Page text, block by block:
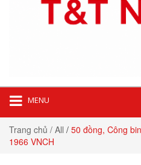
MENU
Trang chủ / All / 50 đồng, Công
1966 VNCH